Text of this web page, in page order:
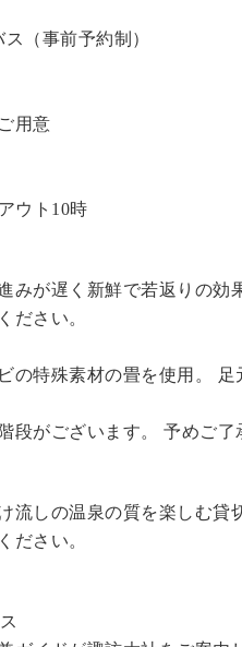
（事前予約制）
用意
ウト10時
みが遅く新鮮で若返りの効
ださい。
の特殊素材の畳を使用。
がございます。 予めご了
流しの温泉の質を楽しむ貸
ださい。